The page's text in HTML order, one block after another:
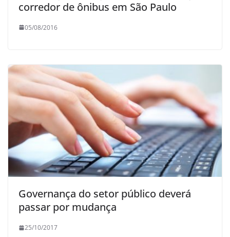
corredor de ônibus em São Paulo
05/08/2016
Governança do setor público deverá
passar por mudança
25/10/2017